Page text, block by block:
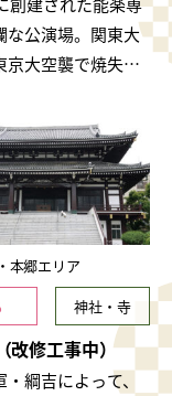
な公演場。関東大
京大空襲で焼失
。490席の客席を有
な檜造りの舞台に
本郷エリア
神社・寺
改修工事中）
綱吉によって、